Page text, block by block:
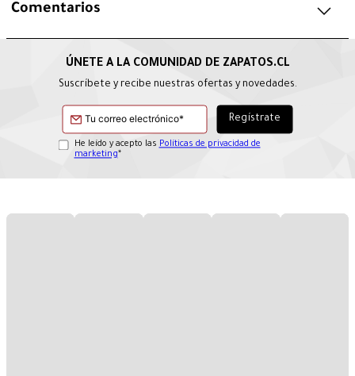
Comentarios
Suscríbete y recibe nuestras ofertas y novedades.
He leído y acepto las Políticas de privacidad de
marketing*